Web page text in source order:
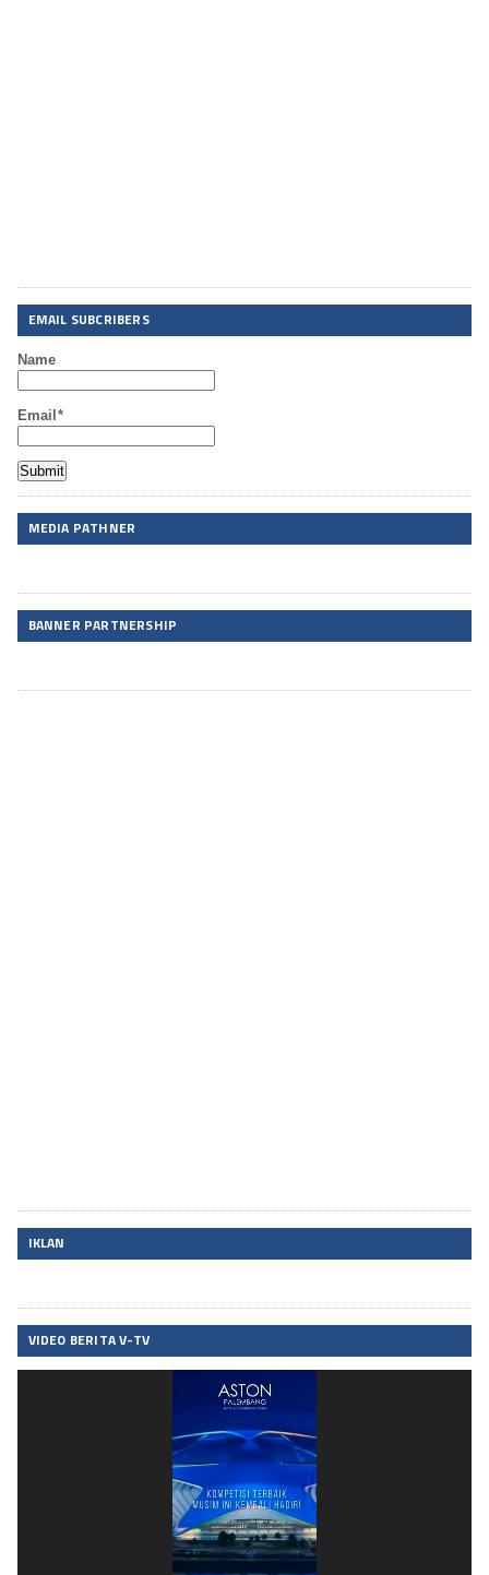
EMAIL SUBCRIBERS
Name
Email*
MEDIA PATHNER
BANNER PARTNERSHIP
IKLAN
VIDEO BERITA V-TV